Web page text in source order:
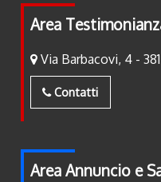
Area
Via Barbacovi, 4 -
Contatti
Area Annuncio e